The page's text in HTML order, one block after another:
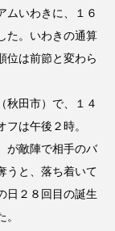
ムいわきに、１６
た。いわきの通算
位は前節と変わら
秋田市）で、１４
は午後２時。
が敵陣で相手のバ
うと、落ち着いて
日２８回目の誕生